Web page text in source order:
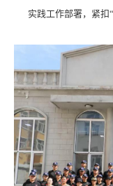
实践工作部署，紧扣
化实践团队，分赴
江县等地，构建起“
系。将行走的“大思
所学服务群众、以实